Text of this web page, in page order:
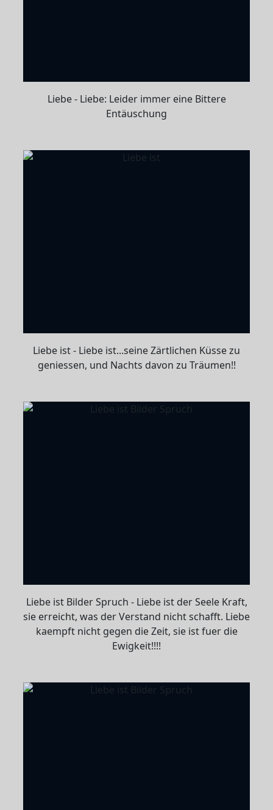
Liebe - Liebe: Leider immer eine Bittere
Entäuschung
Liebe ist - Liebe ist...seine Zärtlichen Küsse zu
geniessen, und Nachts davon zu Träumen!!
Liebe ist Bilder Spruch - Liebe ist der Seele Kraft,
sie erreicht, was der Verstand nicht schafft. Liebe
kaempft nicht gegen die Zeit, sie ist fuer die
Ewigkeit!!!!